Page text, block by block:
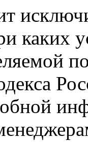
каких